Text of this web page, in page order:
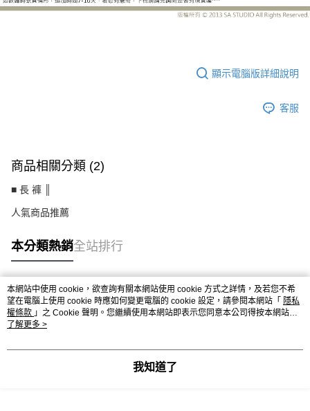
顯示電腦版詳細說明
客服
商品相關分類 (2)
■ 長 褲 ║
人氣商品推薦
本分類熱銷全站排行
熱門標籤
本網站中使用 cookie，欲查詢有關本網站使用 cookie 方式之詳情，及若您不希
望在電腦上使用 cookie 時應如何變更電腦的 cookie 設定，請參閱本網站「 隱私
權條款 」之 Cookie 聲明。您繼續使用本網站即表示您同意本公司得按本網站使
用條款之 Cookie 聲明使用 cookie。
了解更多 >
我知道了